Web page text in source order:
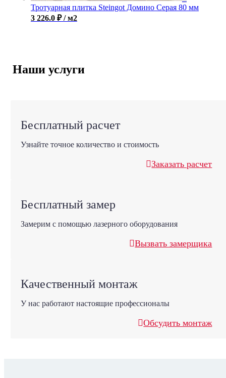
Тротуарная плитка Steingot Домино Серая 80 мм
3 226.0 ₽ / м2
Наши услуги
Бесплатный расчет
Узнайте точное количество и стоимость
Заказать расчет
Бесплатный замер
Замерим с помощью лазерного оборудования
Вызвать замерщика
Качественный монтаж
У нас работают настоящие профессионалы
Обсудить монтаж